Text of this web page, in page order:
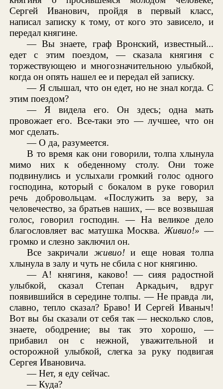
Сергей Иванович, пройдя в первый класс,
написал записку к тому, от кого это зависело, и
передал княгине.
— Вы знаете, граф Вронский, известный...
едет с этим поездом, — сказала княгиня с
торжествующею и многозначительною улыбкой,
когда он опять нашел ее и передал ей записку.
— Я слышал, что он едет, но не знал когда. С
этим поездом?
— Я видела его. Он здесь; одна мать
провожает его. Все-таки это — лучшее, что он
мог сделать.
— О да, разумеется.
В то время как они говорили, толпа хлынула
мимо них к обеденному столу. Они тоже
подвинулись и услыхали громкий голос одного
господина, который с бокалом в руке говорил
речь добровольцам. «Послужить за веру, за
человечество, за братьев наших, — все возвышая
голос, говорил господин. — На великое дело
благословляет вас матушка Москва. Живио!» —
громко и слезно заключил он.
Все закричали живио!и еще новая толпа
хлынула в залу и чуть не сбила с ног княгиню.
— А! княгиня, каково! — сияя радостной
улыбкой, сказал Степан Аркадьич, вдруг
появившийся в середине толпы. — Не правда ли,
славно, тепло сказал? Браво! И Сергей Иваныч!
Вот вы бы сказали от себя так — несколько слов,
знаете, ободрение; вы так это хорошо, —
прибавил он с нежной, уважительной и
осторожной улыбкой, слегка за руку подвигая
Сергея Ивановича.
— Нет, я еду сейчас.
— Куда?